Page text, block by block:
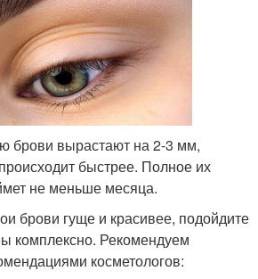
брови вырастают на 2-3 мм,
быстрее. Полное их
не меньше месяца.
брови гуще и красивее, подойдите
комплексно. Рекомендуем
косметологов: